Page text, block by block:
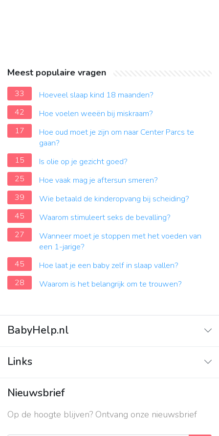
Meest populaire vragen
33
Hoeveel slaap kind 18 maanden?
42
Hoe voelen weeën bij miskraam?
17
Hoe oud moet je zijn om naar Center Parcs te
gaan?
15
Is olie op je gezicht goed?
25
Hoe vaak mag je aftersun smeren?
39
Wie betaald de kinderopvang bij scheiding?
45
Waarom stimuleert seks de bevalling?
27
Wanneer moet je stoppen met het voeden van
een 1-jarige?
45
Hoe laat je een baby zelf in slaap vallen?
28
Waarom is het belangrijk om te trouwen?
BabyHelp.nl
Vraag & Antwoord
Links
Contact
Over ons
Privacy beleid
Nieuwsbrief
Op de hoogte blijven? Ontvang onze nieuwsbrief